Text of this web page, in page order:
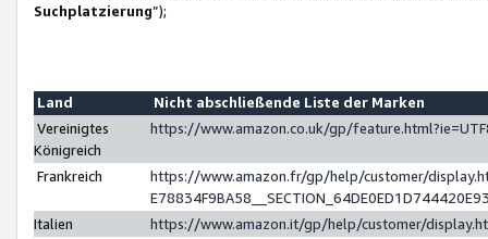
Suchplatzierung”);
Land
Nicht abschließende Liste der Marken
Vereinigtes
Königreich
https://www.amazon.co.uk/gp/
Frankreich
https://www.amazon.fr/gp/help/customer/
Italien
https://www.amazon.it/gp/help/customer/